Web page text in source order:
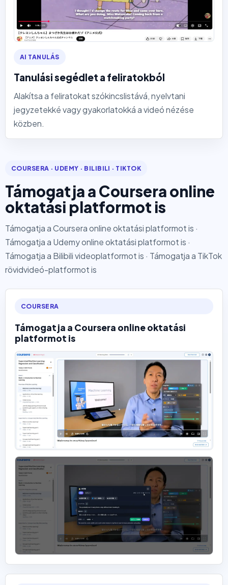
AI TANULÁS
Tanulási segédlet a feliratokból
Alakítsa a feliratokat szókincslistává, nyelvtani
jegyzetekké vagy gyakorlatokká a videó nézése
közben.
COURSERA · UDEMY · BILIBILI · TIKTOK
Támogatja a Coursera online
oktatási platformot is
Támogatja a Coursera online oktatási platformot is ·
Támogatja a Udemy online oktatási platformot is ·
Támogatja a Bilibili videoplatformot is · Támogatja a TikTok
rövidvideó-platformot is
COURSERA
Támogatja a Coursera online oktatási
platformot is